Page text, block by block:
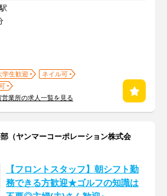
学生歓迎
ネイル可
業所の求人一覧を見る
（ヤンマーコーポレーション株式会
【フロントスタッフ】朝シフト勤
務できる方歓迎★ゴルフの知識は